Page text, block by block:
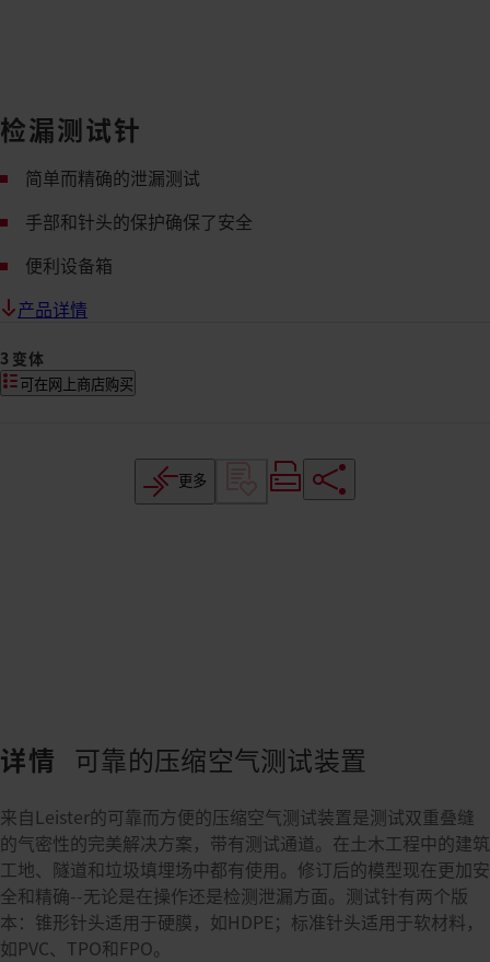
检漏测试针
简单而精确的泄漏测试
手部和针头的保护确保了安全
便利设备箱
产品详情
3 变体
可在网上商店购买
更多
详情 可靠的压缩空气测试装置
来自Leister的可靠而方便的压缩空气测试装置是测试双重叠缝
的气密性的完美解决方案，带有测试通道。在土木工程中的建筑
工地、隧道和垃圾填埋场中都有使用。修订后的模型现在更加安
全和精确--无论是在操作还是检测泄漏方面。测试针有两个版
本：锥形针头适用于硬膜，如HDPE；标准针头适用于软材料，
如PVC、TPO和FPO。